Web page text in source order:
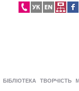
БІБЛІОТЕКА ТВОРЧІСТЬ